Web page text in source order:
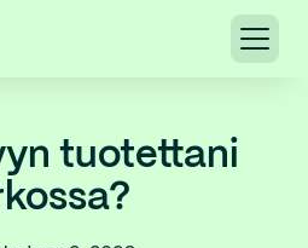
tuotettani